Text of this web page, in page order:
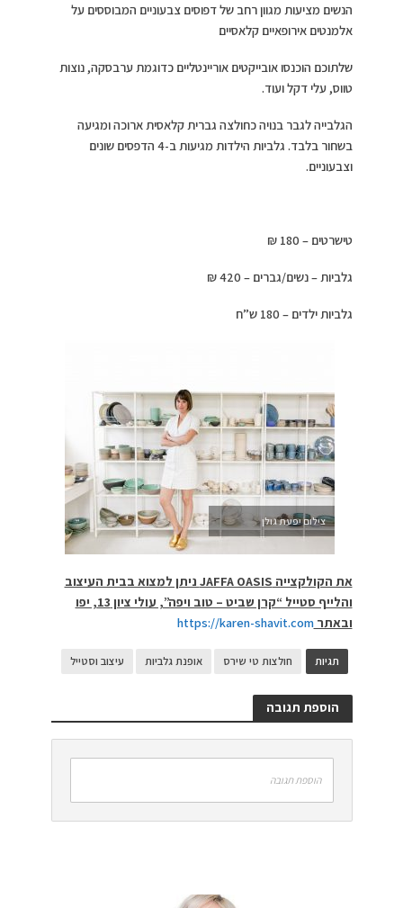
הנשים מציעות מגוון רחב של דפוסים צבעוניים המבוססים על
אלמנטים אירופאיים קלאסיים
שלתוכם הוכנסו אובייקטים אוריינטליים כדוגמת ערבסקה, נוצות
טווס, עלי דקל ועוד.
הגלבייה לגבר בנויה כחולצה גברית קלאסית ארוכה ומגיעה
בשחור בלבד. גלביות הילדות מגיעות ב-4 הדפסים שונים
וצבעוניים.
טישרטים – 180 ₪
גלביות – נשים/גברים – 420 ₪
גלביות ילדים – 180 ש”ח
צילום יפעת גולן
את הקולקצייה JAFFA OASIS ניתן למצוא בבית העיצוב
והלייף סטייל “קרן שביט – טוב ויפה”, עולי ציון 13, יפו
ובאתרhttps://karen-shavit.com
תגיות חולצות טי שירס אופנת גלביות עיצוב וסטייל
הוספת תגובה
הוספת תגובה